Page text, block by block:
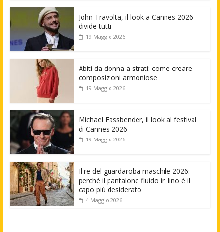
John Travolta, il look a Cannes 2026
divide tutti
19 Maggio 2026
Abiti da donna a strati: come creare
composizioni armoniose
19 Maggio 2026
Michael Fassbender, il look al festival
di Cannes 2026
19 Maggio 2026
Il re del guardaroba maschile 2026:
perché il pantalone fluido in lino è il
capo più desiderato
4 Maggio 2026